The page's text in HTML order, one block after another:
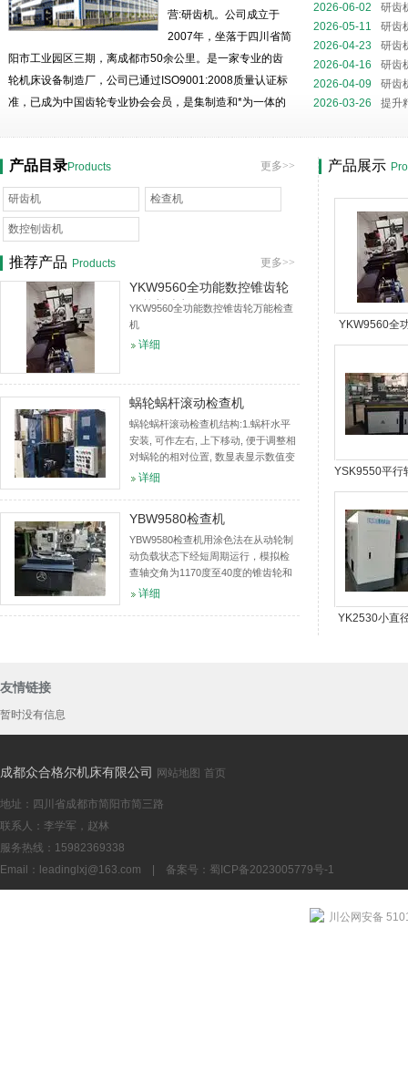
营:研齿机。公司成立于
2007年，坐落于四川省简
阳市工业园区三期，离成都市50余公里。是一家专业的齿
轮机床设备制造厂，公司已通过ISO9001:2008质量认证标
准，已成为中国齿轮专业协会会员，是集制造和*为一体的
一批善开发、钻技术...
噪与精度提升的关
2026-06-02
研齿
全流程
2026-05-11
研齿
略
2026-04-23
研齿
2026-04-16
研齿
2026-04-09
研齿
2026-03-26
提升
产品展示
YKW9560全
锥齿轮万能
YSK9550平行
数控滚动
YK2530小直
成都YK2530
产品目录Products 更多>>
研齿机 检查机
数控刨齿机
推荐产品 Products 更多>>
YKW9560全功能数控锥齿轮
万能检查机
YKW9560全功能数控锥齿轮万能检查
机
详细
蜗轮蜗杆滚动检查机
蜗轮蜗杆滚动检查机结构:1.蜗杆水平
安装, 可作左右, 上下移动, 便于调整相
对蜗轮的相对位置, 数显表显示数值变
化.2.蜗轮竖直安装, 可相对蜗杆作前后
详细
YBW9580检查机
YBW9580检查机用涂色法在从动轮制
动负载状态下经短周期运行，模拟检
查轴交角为1170度至40度的锥齿轮和
准双曲面齿轮的接触精度、齿轮啮合
详细
友情链接
暂时没有信息
成都众合格尔机床有限公司 网站地图 首页
地址：四川省成都市简阳市简三路
联系人：李学军，赵林
服务热线：15982369338
Email： leadinglxj@163.com 备案号：蜀ICP备2023005779号-1
川公网安备